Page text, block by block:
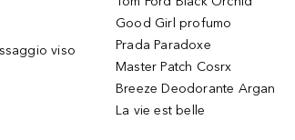
viso
Good Girl profumo
Prada Paradoxe
Master Patch Cosrx
Breeze Deodorante Argan
La vie est belle